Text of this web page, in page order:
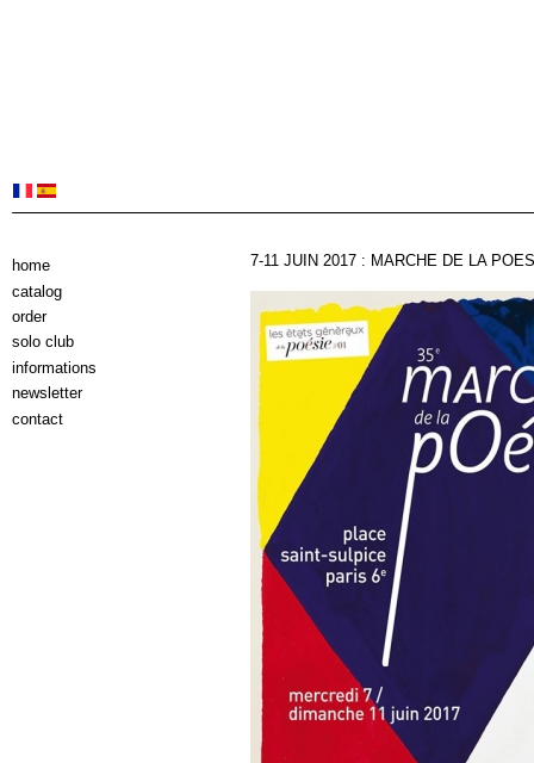
7-11 JUIN 2017 : MARCHE DE LA
home
catalog
order
solo club
informations
newsletter
contact